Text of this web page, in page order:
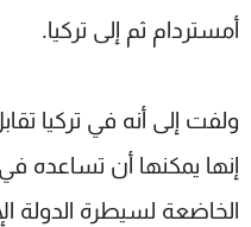
أمستردام ثم إلى تركيا.
ولفت إلى أنه في تركيا
إنها يمكنها أن تساعده
الخاضعة لسيطرة الدولة